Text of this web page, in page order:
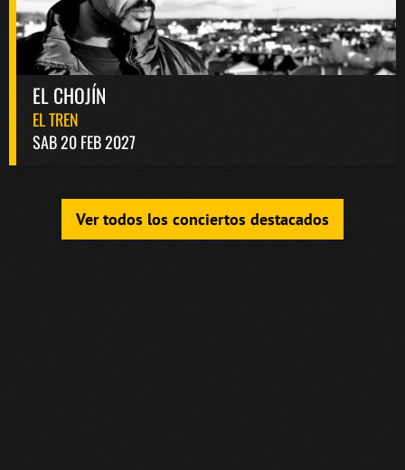
EL CHOJÍN
EL TREN
SAB 20 FEB 2027
Ver todos los conciertos destacados